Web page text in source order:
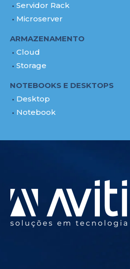
Servidor Rack
Microserver
ARMAZENAMENTO
Cloud
Storage
NOTEBOOKS E DESKTOPS
Desktop
Notebook